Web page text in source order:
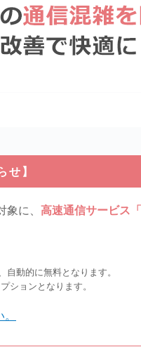
せ】
に、 高速通信サービス
動的に無料となります。
ションとなります。